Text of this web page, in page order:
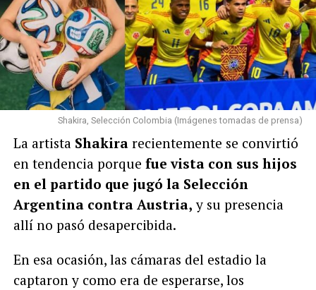
Shakira, Selección Colombia (Imágenes tomadas de prensa)
La artista Shakirarecientemente se convirtió
en tendencia porque fue vista con sus hijos
en el partido que jugó la Selección
Argentina contra Austria, y su presencia
allí no pasó desapercibida.
En esa ocasión, las cámaras del estadio la
captaron y como era de esperarse, los